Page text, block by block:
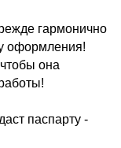
гармонично
оформления!
она
паспарту -